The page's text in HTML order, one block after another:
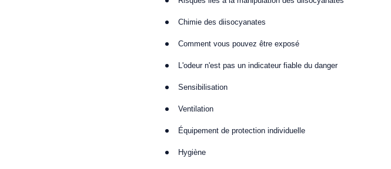
Chimie des diisocyanates
Comment vous pouvez être exposé
L'odeur n'est pas un indicateur fiable du danger
Sensibilisation
Ventilation
Équipement de protection individuelle
Hygiène